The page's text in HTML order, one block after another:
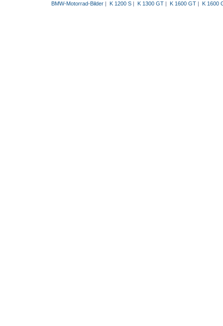
BMW-Motorrad-Bilder| K 1200 S| K 1300 GT| K 1600 GT| K 1600